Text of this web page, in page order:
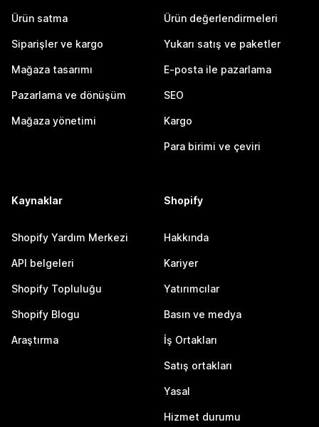
Ürün satma
Siparişler ve kargo
Mağaza tasarımı
Pazarlama ve dönüşüm
Mağaza yönetimi
Ürün değerlendirmeleri
Yukarı satış ve paketler
E-posta ile pazarlama
SEO
Kargo
Para birimi ve çeviri
Kaynaklar
Shopify Yardım Merkezi
API belgeleri
Shopify Topluluğu
Shopify Blogu
Araştırma
Shopify
Hakkında
Kariyer
Yatırımcılar
Basın ve medya
İş Ortakları
Satış ortakları
Yasal
Hizmet durumu